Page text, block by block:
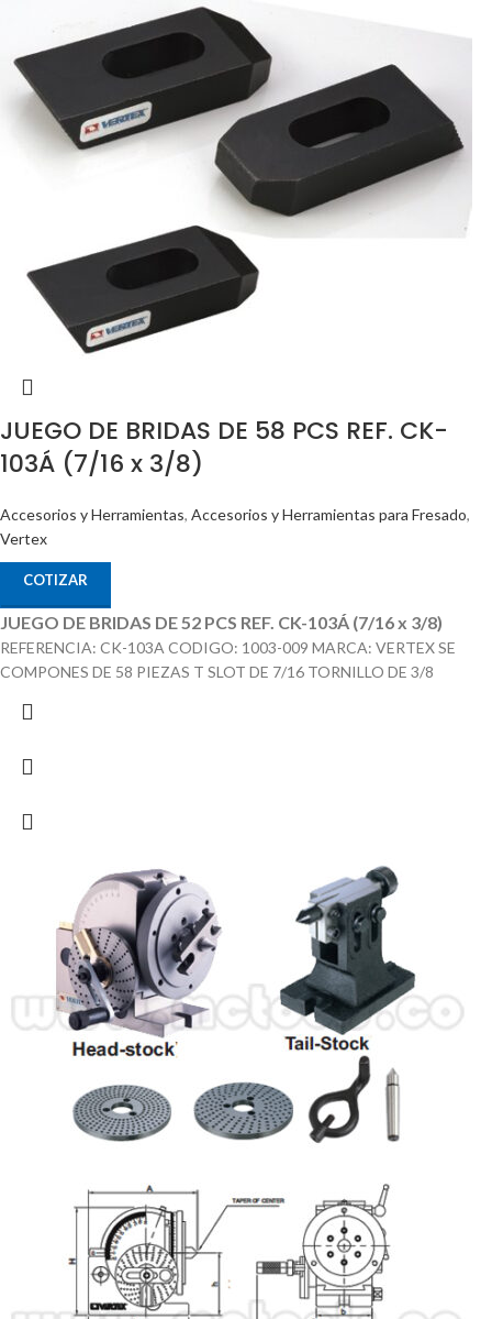
JUEGO DE BRIDAS DE 58 PCS REF. CK-
103Á (7/16 x 3/8)
Accesorios y Herramientas, Accesorios y Herramientas para Fresado,
Vertex
COTIZAR
JUEGO DE BRIDAS DE 52 PCS REF. CK-103Á (7/16 x 3/8)
REFERENCIA: CK-103A CODIGO: 1003-009 MARCA: VERTEX SE
COMPONES DE 58 PIEZAS T SLOT DE 7/16 TORNILLO DE 3/8